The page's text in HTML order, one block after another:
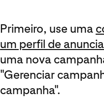
Primeiro, use uma
um perfil de
uma nova
"Gerenciar
campanha".